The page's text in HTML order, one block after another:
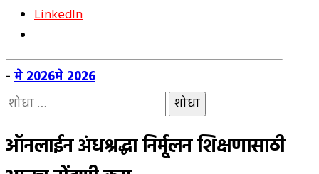
LinkedIn
- मे 2026मे 2026
यांचा
शोध
घ्या
ऑनलाईन अंधश्रद्धा निर्मूलन शिक्षणासाठी